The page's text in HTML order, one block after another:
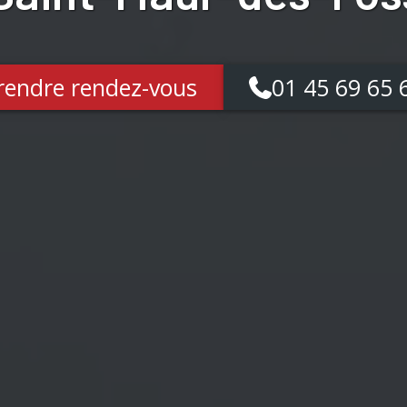
rendez-vous 01 45 69 65